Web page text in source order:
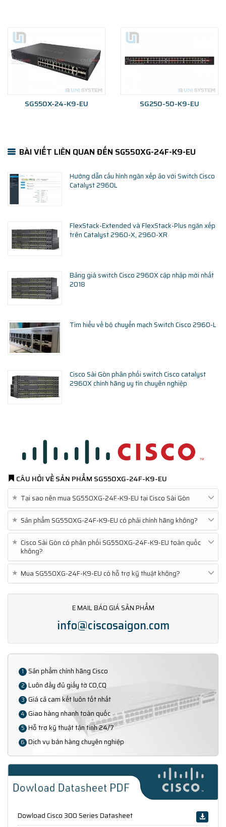
SG550X-24-K9-EU SG250-50-K9-EU
BÀI VIẾT LIÊN QUAN ĐẾN SG550XG-24F-K9-EU
Hướng dẫn cấu hình ngăn xếp ảo với Switch Cisco
Catalyst 2960L
FlexStack-Extended và FlexStack-Plus ngăn xếp
trên Catalyst 2960-X, 2960-XR
Bảng giá switch Cisco 2960X cập nhập mới nhất
2018
Tìm hiểu về bộ chuyển mạch Switch Cisco 2960-L
Cisco Sài Gòn phân phối switch Cisco catalyst
2960X chính hãng uy tín chuyên nghiệp
CÂU HỎI VỀ SẢN PHẨM SG550XG-24F-K9-EU
★ Tại sao nên mua SG550XG-24F-K9-EU tại Cisco Sài Gòn
★ Sản phẩm SG550XG-24F-K9-EU có phải chính hãng không?
★ Cisco Sài Gòn có phân phối SG550XG-24F-K9-EU toàn quốc
không?
★ Mua SG550XG-24F-K9-EU có hỗ trợ kỹ thuật không?
E MAIL BÁO GIÁ SẢN PHẨM
info@ciscosaigon.com
1 Sản phẩm chính hãng Cisco
2 Luôn đầy đủ giấy tờ CO,CQ
3 Giá cả cam kết luôn tốt nhất
4 Giao hàng nhanh toàn quốc
5 Hỗ trợ kỹ thuật tận tình 24/7
6 Dịch vụ bán hàng chuyên nghiệp
Dowload Cisco 300 Series Datasheet